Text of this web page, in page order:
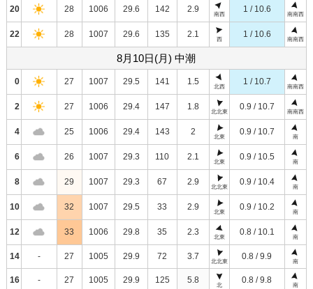
20 28 1006 29.6 142 2.9
南西
1 / 10.6
南南西
22 28 1007 29.6 135 2.1
西
1 / 10.6
南南西
8月10日(月) 中潮
0 27 1007 29.5 141 1.5
北西
1 / 10.7
南南西
2 27 1006 29.4 147 1.8
北北東
0.9 / 10.7
南南西
4 25 1006 29.4 143 2
北東
0.9 / 10.7
南
6 26 1007 29.3 110 2.1
北東
0.9 / 10.5
南
8 29 1007 29.3 67 2.9
北北東
0.9 / 10.4
南
10 32 1007 29.5 33 2.9
北東
0.9 / 10.2
南
12 33 1006 29.8 35 2.3
北東
0.8 / 10.1
南
14 - 27 1005 29.9 72 3.7
北北東
0.8 / 9.9
南
16 - 27 1005 29.9 125 5.8
北
0.8 / 9.8
南